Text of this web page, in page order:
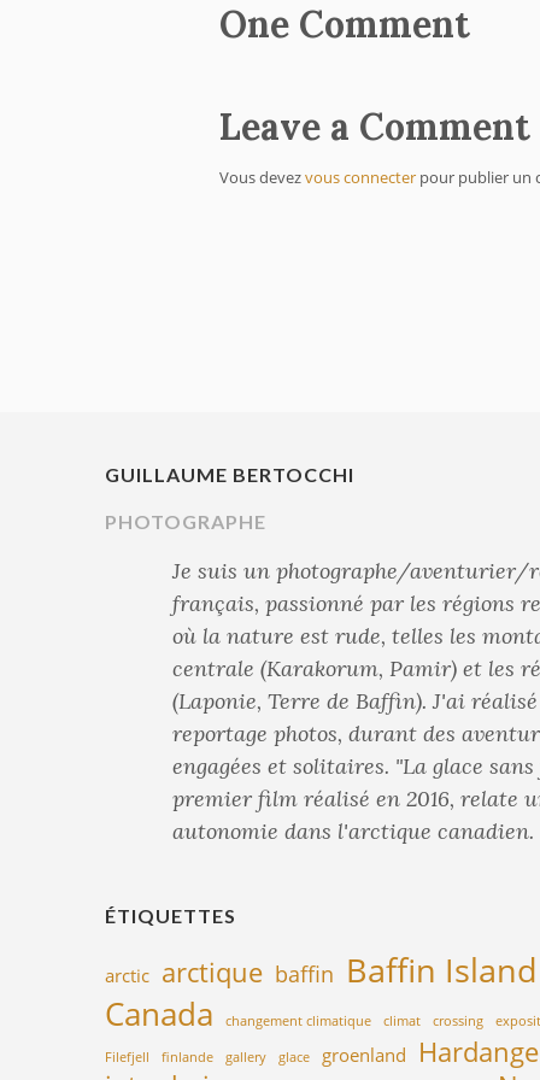
One Comment
Leave a Comment
Vous devezvous connecter pour publier un
GUILLAUME BERTOCCHI
PHOTOGRAPHE
Je suis un photographe/aventurier/
français, passionné par les régions
où la nature est rude, telles les
centrale (Karakorum, Pamir) et les
(Laponie, Terre de Baffin). J'ai
reportage photos, durant des
engagées et solitaires. "La glace
premier film réalisé en 2016, relate
autonomie dans l'arctique canadien.
ÉTIQUETTES
arctic arctique baffin Baffin Island
Canada changement climatique climat crossing
Filefjell finlande gallery glace groenland